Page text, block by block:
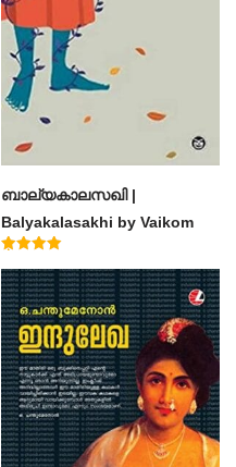
ബാല്യകാലസഖി |
Balyakalasakhi by Vaikom
Muhammad Basheer
4.60
out of 5